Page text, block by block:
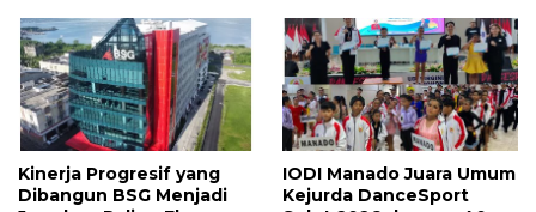
Kinerja Progresif yang
Dibangun BSG Menjadi
IODI Manado Juara Umum
Kejurda DanceSport